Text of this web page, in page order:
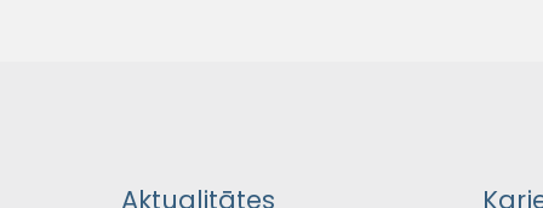
Aktualitātes